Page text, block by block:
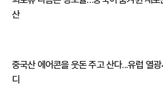
산
중국산 에어콘을 웃돈 주고 산다...유럽 열광
디